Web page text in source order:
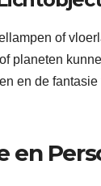
of
planeten
en de fantasie
en